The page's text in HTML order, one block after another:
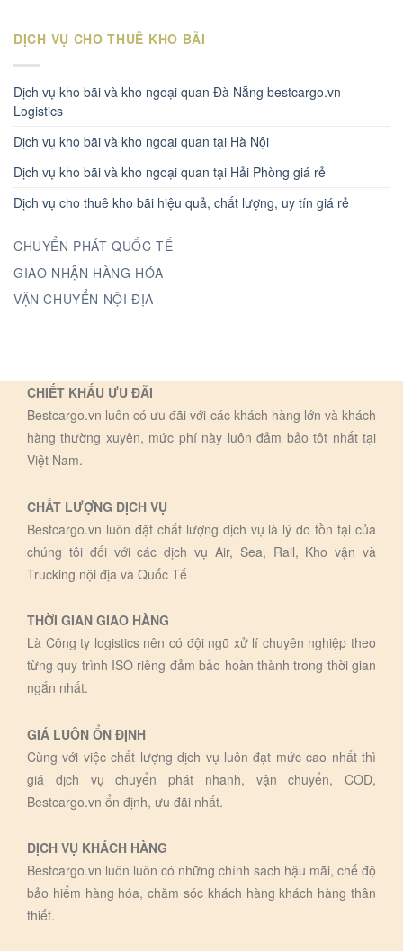
DỊCH VỤ CHO THUÊ KHO BÃI
Dịch vụ kho bãi và kho ngoại quan Đà Nẵng bestcargo.vn
Logistics
Dịch vụ kho bãi và kho ngoại quan tại Hà Nội
Dịch vụ kho bãi và kho ngoại quan tại Hải Phòng giá rẻ
Dịch vụ cho thuê kho bãi hiệu quả, chất lượng, uy tín giá rẻ
CHUYỂN PHÁT QUỐC TẾ
GIAO NHẬN HÀNG HÓA
VẬN CHUYỂN NỘI ĐỊA
CHIẾT KHẤU ƯU ĐÃI
Bestcargo.vn luôn có ưu đãi với các khách hàng lớn và khách
hàng thường xuyên, mức phí này luôn đảm bảo tôt nhất tại
Việt Nam.
CHẤT LƯỢNG DỊCH VỤ
Bestcargo.vn luôn đặt chất lượng dịch vụ là lý do tồn tại của
chúng tôi đối với các dịch vụ Air, Sea, Rail, Kho vận và
Trucking nội địa và Quốc Tế
THỜI GIAN GIAO HÀNG
Là Công ty logistics nên có đội ngũ xử lí chuyên nghiệp theo
từng quy trình ISO riêng đảm bảo hoàn thành trong thời gian
ngắn nhất.
GIÁ LUÔN ỔN ĐỊNH
Cùng với việc chất lượng dịch vụ luôn đạt mức cao nhất thì
giá dịch vụ chuyển phát nhanh, vận chuyển, COD,
Bestcargo.vn ổn định, ưu đãi nhất.
DỊCH VỤ KHÁCH HÀNG
Bestcargo.vn luôn luôn có những chính sách hậu mãi, chế độ
bảo hiểm hàng hóa, chăm sóc khách hàng khách hàng thân
thiết.